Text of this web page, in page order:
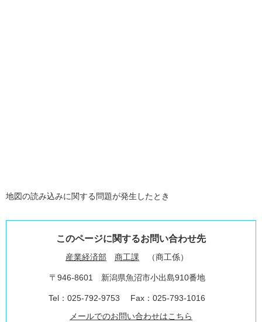
地図の読み込みに関する問題が発生したとき
このページに関するお問い合わせ先
産業経済部 商工課 商工係
〒946-8601 新潟県魚沼市小出島910番地
Tel：025-792-9753
Fax：025-793-1016
メールでのお問い合わせはこちら